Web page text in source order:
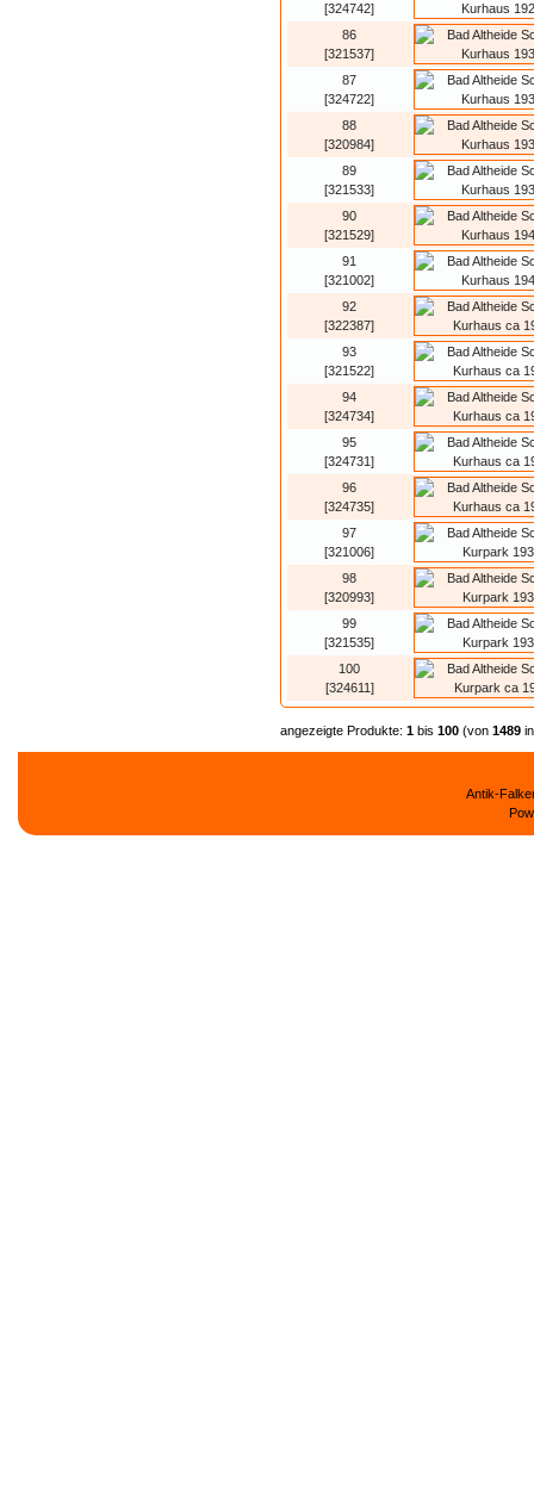
[324742]
86
[321537]
87
[324722]
88
[320984]
89
[321533]
90
[321529]
91
[321002]
92
[322387]
93
[321522]
94
[324734]
95
[324731]
96
[324735]
97
[321006]
98
[320993]
99
[321535]
100
[324611]
angezeigte Produkte: 1 bis 100 (von 1489
Antik-